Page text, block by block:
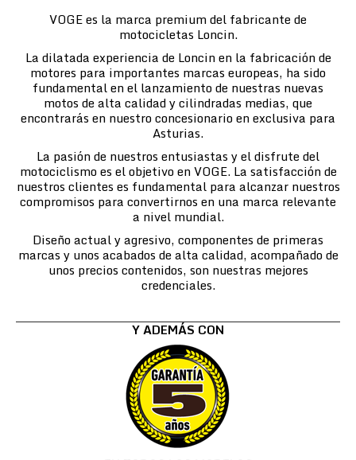
VOGE es la marca premium del fabricante de
motocicletas Loncin.
La dilatada experiencia de Loncin en la fabricación de
motores para importantes marcas europeas, ha sido
fundamental en el lanzamiento de nuestras nuevas
motos de alta calidad y cilindradas medias, que
encontrarás en nuestro concesionario en exclusiva para
Asturias.
La pasión de nuestros entusiastas y el disfrute del
motociclismo es el objetivo en VOGE. La satisfacción de
nuestros clientes es fundamental para alcanzar nuestros
compromisos para convertirnos en una marca relevante
a nivel mundial.
Diseño actual y agresivo, componentes de primeras
marcas y unos acabados de alta calidad, acompañado de
unos precios contenidos, son nuestras mejores
credenciales.
Y ADEMÁS CON